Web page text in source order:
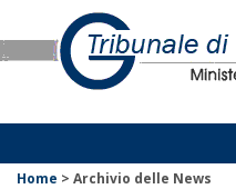
Home > Archivio delle News